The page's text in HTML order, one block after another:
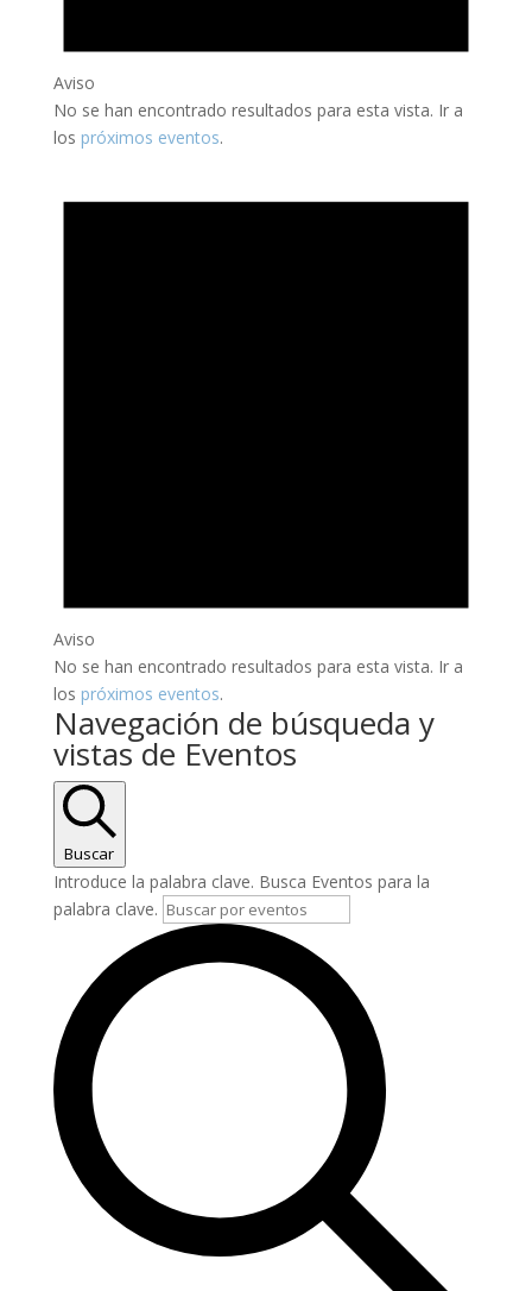
Aviso
No se han encontrado resultados para esta vista. Ir a
los próximos eventos.
Aviso
No se han encontrado resultados para esta vista. Ir a
los próximos eventos.
Navegación de búsqueda y
vistas de Eventos
Buscar
Introduce la palabra clave. Busca Eventos para la
palabra clave.